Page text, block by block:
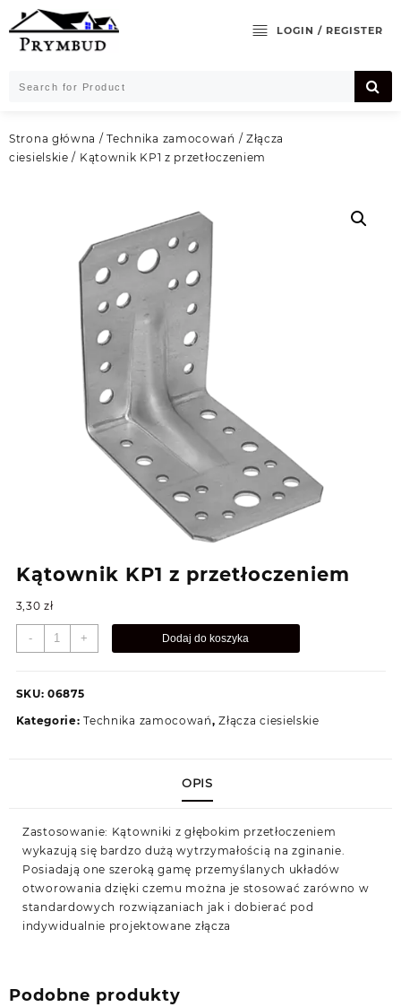
Skip
to
content
LOGIN / REGISTER
Strona główna /Technika zamocowań / Złącza
ciesielskie / Kątownik KP1 z przetłoczeniem
Kątownik KP1 z przetłoczeniem
3,30 zł
-
ilość
Kątownik
z
+ Dodaj do koszyka
SKU: 06875
Kategorie:Technika zamocowań,Złącza ciesielskie
OPIS
Zastosowanie: Kątowniki z głębokim przetłoczeniem
wykazują się bardzo dużą wytrzymałością na zginanie.
Posiadają one szeroką gamę przemyślanych układów
otworowania dzięki czemu można je stosować zarówno w
standardowych rozwiązaniach jak i dobierać pod
indywidualnie projektowane złącza
Podobne produkty